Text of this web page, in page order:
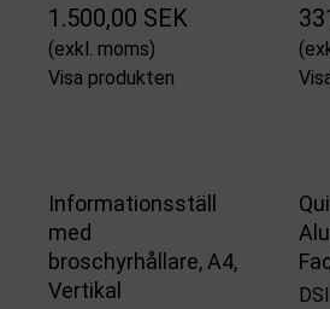
1.500,00 SEK
(exkl. moms)
Visa produkten
Informationsställ
med
broschyrhållare, A4,
Vertikal
DSI